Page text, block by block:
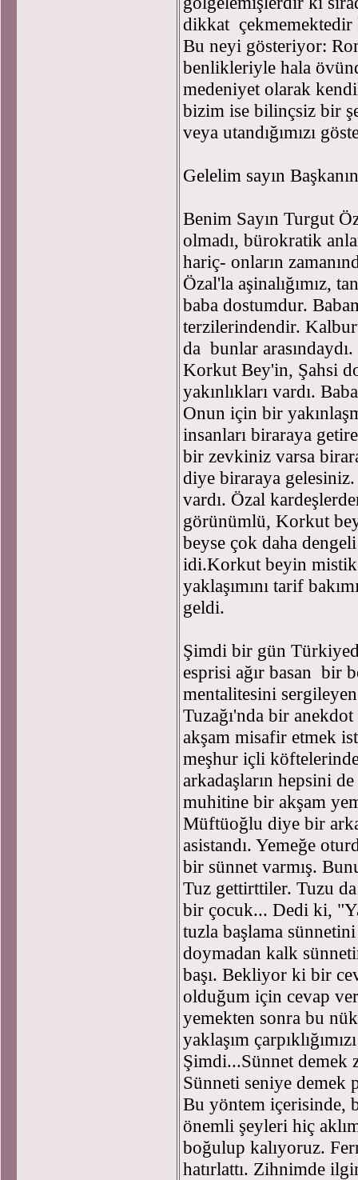
dikkat çekmemektedir
Bu neyi gösteriyor:
benlikleriyle hala
medeniyet olarak
bizim ise bilinçsiz bir
veya utandığımızı
Gelelim sayın
Benim Sayın Turgut
olmadı, bürokratik
hariç- onların
Özal'la aşinalığımız,
baba dostumdur.
terzilerindendir.
da bunlar
Korkut Bey'in, Şahsi
yakınlıkları vardı.
Onun için bir
insanları biraraya
bir zevkiniz varsa
diye biraraya
vardı. Özal
görünümlü, Korkut
beyse çok daha
idi.Korkut beyin
yaklaşımını tarif
geldi.
Şimdi bir gün
esprisi ağır basan bir
mentalitesini
Tuzağı'nda bir
akşam misafir etmek
meşhur içli
arkadaşların hepsini
muhitine bir akşam
Müftüoğlu diye bir
asistandı. Yemeğe
bir sünnet varmış.
Tuz gettirttiler. Tuzu
bir çocuk... Dedi ki,
tuzla başlama
doymadan kalk
başı. Bekliyor ki bir
olduğum için cevap
yemekten sonra bu
yaklaşım
Şimdi...Sünnet demek
Sünneti seniye demek
Bu yöntem içerisinde,
önemli şeyleri hiç
boğulup kalıyoruz.
hatırlattı. Zihnimde